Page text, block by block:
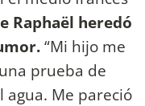
Raphaël heredó
“Mi hijo me
prueba de
agua. Me pareció